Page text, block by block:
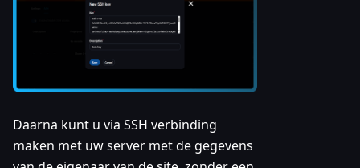
Daarna kunt u via SSH verbinding
maken met uw server met de gegevens